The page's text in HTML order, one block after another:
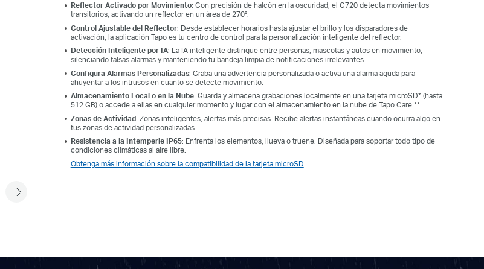
Reflector Activado por Movimiento: Con precisión de halcón en la oscuridad, el C720 detecta movimientos
transitorios, activando un reflector en un área de 270°.
Control Ajustable del Reflector: Desde establecer horarios hasta ajustar el brillo y los disparadores de
activación, la aplicación Tapo es tu centro de control para la personalización inteligente del reflector.
Detección Inteligente por IA: La IA inteligente distingue entre personas, mascotas y autos en movimiento,
silenciando falsas alarmas y manteniendo tu bandeja limpia de notificaciones irrelevantes.
Configura Alarmas Personalizadas: Graba una advertencia personalizada o activa una alarma aguda para
ahuyentar a los intrusos en cuanto se detecte movimiento.
Almacenamiento Local o en la Nube: Guarda y almacena grabaciones localmente en una tarjeta microSD* (hasta
512 GB) o accede a ellas en cualquier momento y lugar con el almacenamiento en la nube de Tapo Care.**
Zonas de Actividad: Zonas inteligentes, alertas más precisas. Recibe alertas instantáneas cuando ocurra algo en
tus zonas de actividad personalizadas.
Resistencia a la Intemperie IP65: Enfrenta los elementos, llueva o truene. Diseñada para soportar todo tipo de
condiciones climáticas al aire libre.
Obtenga más información sobre la compatibilidad de la tarjeta microSD